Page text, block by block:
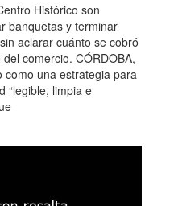
Histórico son
banquetas y terminar
aclarar cuánto se cobró
comercio. CÓRDOBA,
una estrategia para
“legible, limpia e